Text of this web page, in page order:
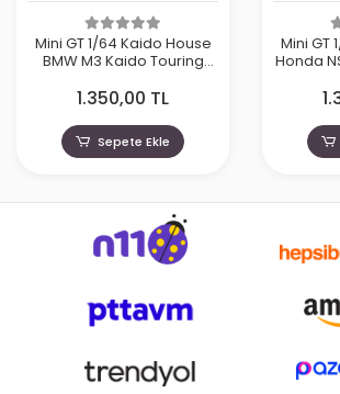
Mini GT 1/64 Kaido House
BMW M3 Kaido Touring
1.350,00 TL
Sepete Ekle
Mini GT
Honda